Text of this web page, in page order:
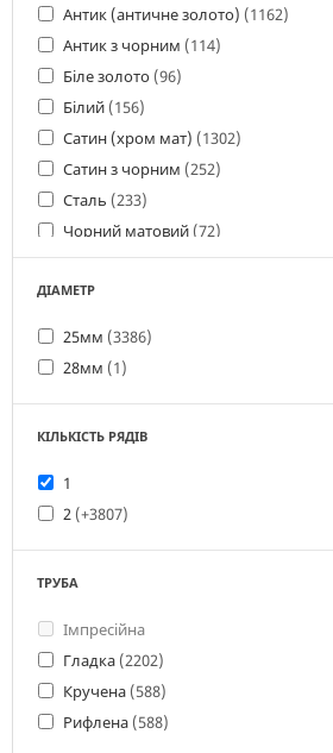
Антик (античне золото) (1162)
Антик з чорним (114)
Біле золото (96)
Білий (156)
Сатин (хром мат) (1302)
Сатин з чорним (252)
Сталь (233)
Чорний матовий (72)
ДІАМЕТР
25мм (3386)
28мм (1)
КІЛЬКІСТЬ РЯДІВ
1
2 (+3807)
ТРУБА
Імпресійна
Гладка (2202)
Кручена (588)
Рифлена (588)